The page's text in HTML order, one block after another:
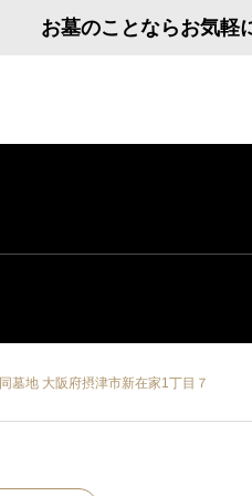
お墓のことならお気軽
墓地 大阪府摂津市新在家1丁目７